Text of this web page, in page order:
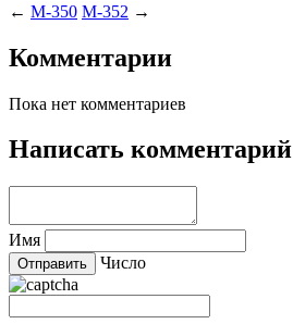
← M-350 M-352 →
Комментарии
Пока нет комментариев
Написать комментарий
Имя
Число